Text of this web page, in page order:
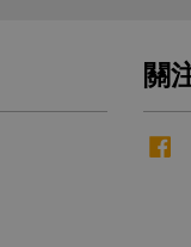
關